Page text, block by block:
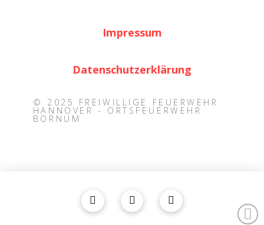
Impressum
Datenschutzerklärung
© 2025 FREIWILLIGE FEUERWEHR
HANNOVER - ORTSFEUERWEHR
BORNUM